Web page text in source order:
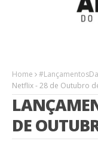
Home
Netflix - 28 de Outubro
DE